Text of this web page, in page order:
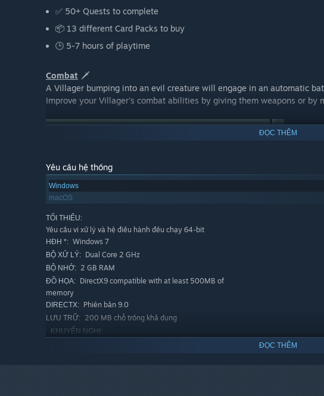
✅ 50+ Quests to complete
📦 13 different Card Packs to buy
🕒 5-7 hours of playtime
Combat 🗡️
A Villager bumping into an evil creature will engage in an automatic
Improve your Villager's combat abilities by giving them weapons or by
Find Ideas
Expand your knowledge by finding Idea Cards. An Idea Card will tell
Wood, 1 Stone and 1 Villager to build a House.
ĐỌC THÊM
Yêu cầu hệ thống
Windows
macOS
TỐI THIỂU:
Yêu cầu vi xử lý và hệ điều hành đều chạy 64-bit
HĐH *: Windows 7
BỘ XỬ LÝ: Dual Core 2 GHz
BỘ NHỚ: 2 GB RAM
ĐỒ HỌA: DirectX9 compatible with at least 500MB of
memory
DIRECTX: Phiên bản 9.0
LƯU TRỮ: 200 MB chỗ trống khả dụng
KHUYẾN NGHỊ:
ĐỌC THÊM